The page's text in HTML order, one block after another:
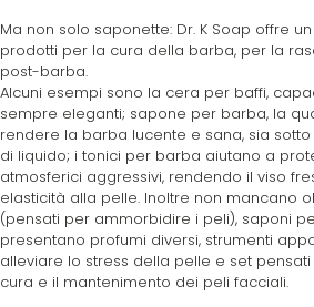
Profesia
PRORASO
Protoplasmina
Puring
S T-U-V
Ma non solo saponette: Dr. K Soap offre
prodotti per la cura della barba, per la
post-barba.
Alcuni esempi sono la cera per baffi,
sempre eleganti; sapone per barba, la
rendere la barba lucente e sana, sia
di liquido; i tonici per barba aiutano a
atmosferici aggressivi, rendendo il viso
elasticità alla pelle. Inoltre non mancano
(pensati per ammorbidire i peli), saponi
presentano profumi diversi, strumenti
alleviare lo stress della pelle e set
cura e il mantenimento dei peli facciali.